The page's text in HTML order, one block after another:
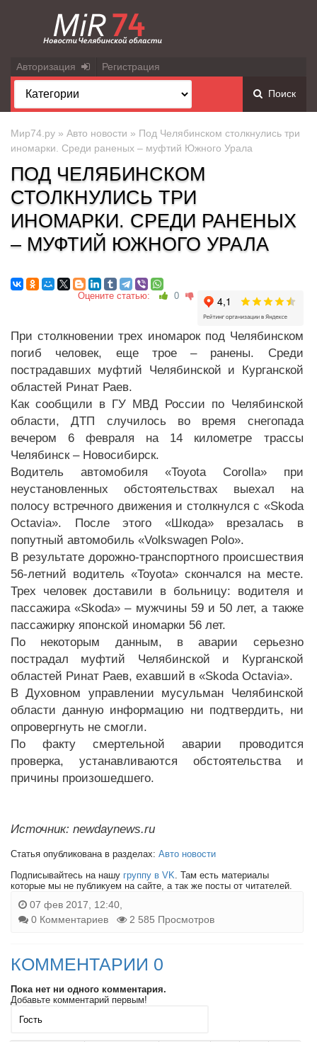
Авторизация Регистрация
Поиск
Мир74.ру » Авто новости » Под Челябинском столкнулись три
иномарки. Среди раненых – муфтий Южного Урала
ПОД ЧЕЛЯБИНСКОМ
СТОЛКНУЛИСЬ ТРИ
ИНОМАРКИ. СРЕДИ РАНЕНЫХ
– МУФТИЙ ЮЖНОГО УРАЛА
Оцените статью: 0
При столкновении трех иномарок под Челябинском
погиб человек, еще трое – ранены. Среди
пострадавших муфтий Челябинской и Курганской
областей Ринат Раев.
Как сообщили в ГУ МВД России по Челябинской
области, ДТП случилось во время снегопада
вечером 6 февраля на 14 километре трассы
Челябинск – Новосибирск.
Водитель автомобиля «Toyota Corolla» при
неустановленных обстоятельствах выехал на
полосу встречного движения и столкнулся с «Skoda
Octavia». После этого «Шкода» врезалась в
попутный автомобиль «Volkswagen Polo».
В результате дорожно-транспортного происшествия
56-летний водитель «Toyota» скончался на месте.
Трех человек доставили в больницу: водителя и
пассажира «Skoda» – мужчины 59 и 50 лет, а также
пассажирку японской иномарки 56 лет.
По некоторым данным, в аварии серьезно
пострадал муфтий Челябинской и Курганской
областей Ринат Раев, ехавший в «Skoda Octavia».
В Духовном управлении мусульман Челябинской
области данную информацию ни подтвердить, ни
опровергнуть не смогли.
По факту смертельной аварии проводится
проверка, устанавливаются обстоятельства и
причины произошедшего.
Источник: newdaynews.ru
Статья опубликована в разделах: Авто новости
Подписывайтесь на нашу группу в VK. Там есть материалы
которые мы не публикуем на сайте, а так же посты от читателей.
07 фев 2017, 12:40,
0 Комментариев
2 585 Просмотров
КОММЕНТАРИИ 0
Пока нет ни одного комментария.
Добавьте комментарий первым!